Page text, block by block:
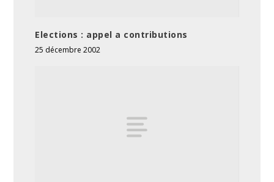
Elections : appel a contributions
25 décembre 2002